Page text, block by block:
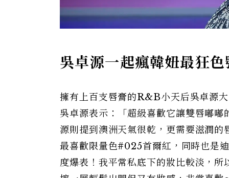
吳卓源一起瘋韓妞最狂色
擁有上百支唇膏的R&B小天后吳卓源
吳卓源表示：「超級喜歡它讓雙唇嘟
源則提到澳洲天氣很乾，更需要滋潤
最喜歡限量色#025首爾紅，同時也是
度爆表！我平常私底下的妝比較淡，